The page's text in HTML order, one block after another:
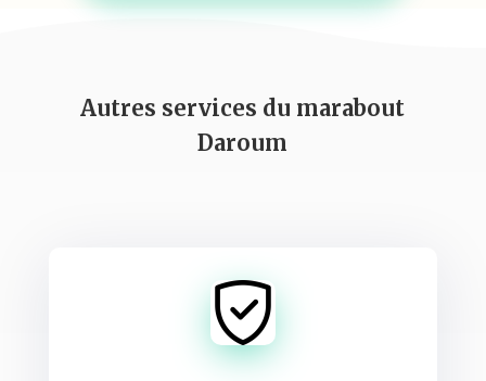
Autres services du marabout
Daroum